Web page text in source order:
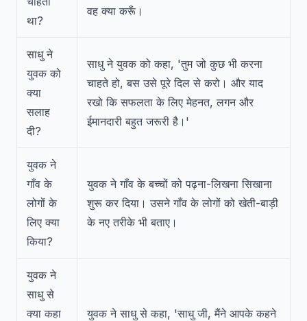
था?
वह क्या करूँ।
साधु ने
युवक को
क्या
सलाह
दी?
साधु ने युवक को कहा, 'तुम जो कुछ भी करना
चाहते हो, बस उसे पूरे दिल से करो। और याद
रखो कि सफलता के लिए मेहनत, लगन और
ईमानदारी बहुत जरूरी है।'
युवक ने
गाँव के
लोगों के
लिए क्या
किया?
युवक ने गाँव के बच्चों को पढ़ना-लिखना सिखाना
शुरू कर दिया। उसने गाँव के लोगों को खेती-बाड़ी
के नए तरीके भी बताए।
युवक ने
साधु से
क्या कहा
युवक ने साधु से कहा, 'साधु जी, मैंने आपके कहने